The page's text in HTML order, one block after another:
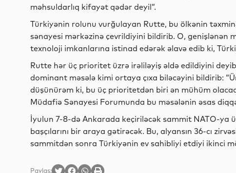
məhsuldarlıq kifayət qədər deyil”.
Türkiyənin rolunu vurğulayan Rutte, bu ölkənin
sənayesi mərkəzinə çevrildiyini bildirib. O, genişlənən
texnoloji imkanlarına istinad edərək əlavə edib ki,
Rutte hər üç prioritet üzrə irəliləyiş əldə edildiyini
dominant məsələ kimi ortaya çıxa biləcəyini bildirib:
düşünürəm ki, bu üç prioritetdən biri ən mühüm
Müdafiə Sənayesi Forumunda bu məsələnin əsas
İyulun 7-8-də Ankarada keçiriləcək sammit NATO-ya
başçılarını bir araya gətirəcək. Bu, alyansın 36-cı
sammitdən sonra Türkiyənin ev sahibliyi etdiyi ikinci
Paylaş: